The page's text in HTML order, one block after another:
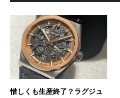
惜しくも生産終了？ラグジュ